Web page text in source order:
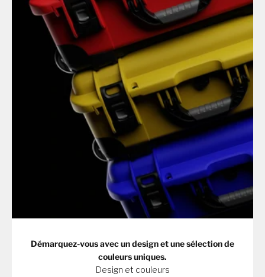
Démarquez-vous avec un design et une sélection de
couleurs uniques.
Design et couleurs